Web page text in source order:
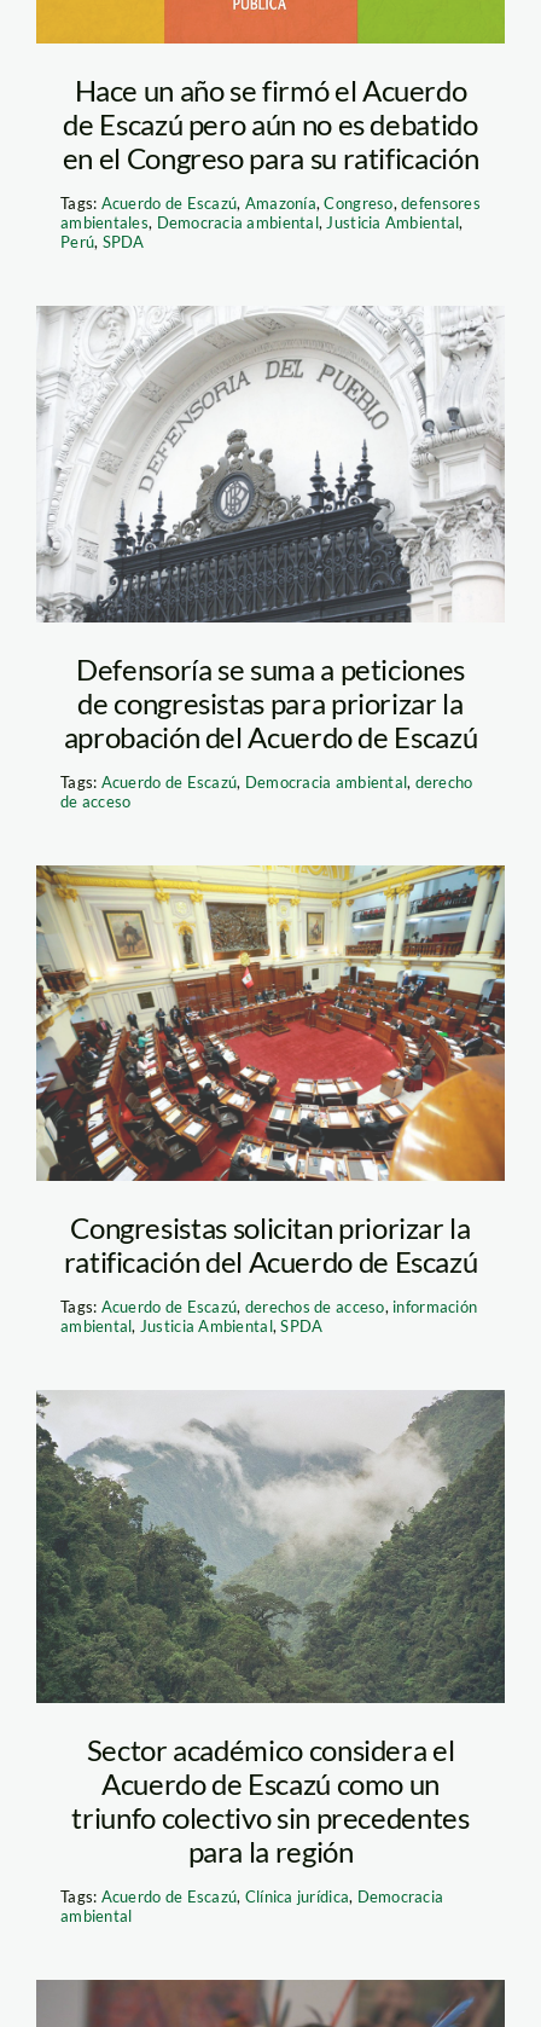
Hace un año se firmó el Acuerdo
de Escazú pero aún no es debatido
en el Congreso para su ratificación
Tags: Acuerdo de Escazú, Amazonía,Congreso,defensores
ambientales, Democracia ambiental,Justicia Ambiental,
Perú, SPDA
Defensoría del Pueblo
Defensoría se suma a peticiones
de congresistas para priorizar la
aprobación del Acuerdo de Escazú
Tags: Acuerdo de Escazú, Democracia ambiental, derecho
de acceso
congreso—andina
Congresistas solicitan priorizar la
ratificación del Acuerdo de Escazú
Tags: Acuerdo de Escazú, derechos de acceso, información
ambiental, Justicia Ambiental,SPDA
Acuerdo de Escazú-
SPDA
Sector académico considera el
Acuerdo de Escazú como un
triunfo colectivo sin precedentes
para la región
Tags: Acuerdo de Escazú, Clínica jurídica, Democracia
ambiental